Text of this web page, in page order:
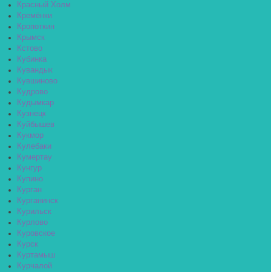
Красный Холм
Кремёнки
Кропоткин
Крымск
Кстово
Кубинка
Кувандык
Кувшиново
Кудрово
Кудымкар
Кузнецк
Куйбышев
Кукмор
Кулебаки
Кумертау
Кунгур
Купино
Курган
Курганинск
Курильск
Курлово
Куровское
Курск
Куртамыш
Курчалой